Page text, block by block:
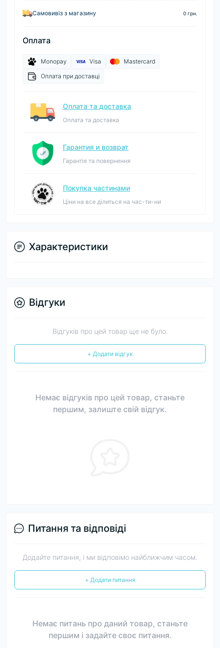
Самовивіз з магазину 0 грн.
Оплата
Monopay Visa
Mastercard
Оплата при доставці
Оплата та доставка
Оплата та доставка
Гарантия и возврат
Гарантія та повернення
Покупка частинами
Ціни на все ділиться на час-ти-ни
Характеристики
Відгуки
Відгуків про цей товар ще не було.
+ Додати відгук
Немає відгуків про цей товар, станьте
першим, залиште свій відгук.
Питання та відповіді
Додайте питання, і ми відповімо найближчим часом.
+ Додати питання
Немає питань про даний товар, станьте
першим і задайте своє питання.